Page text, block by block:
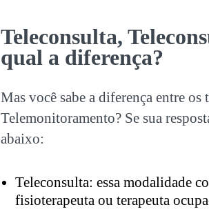
Teleconsulta,
qual a diferença?
Mas você sabe a diferença entre
Telemonitoramento? Se sua
abaixo:
Teleconsulta: essa modalidade
fisioterapeuta ou terapeuta